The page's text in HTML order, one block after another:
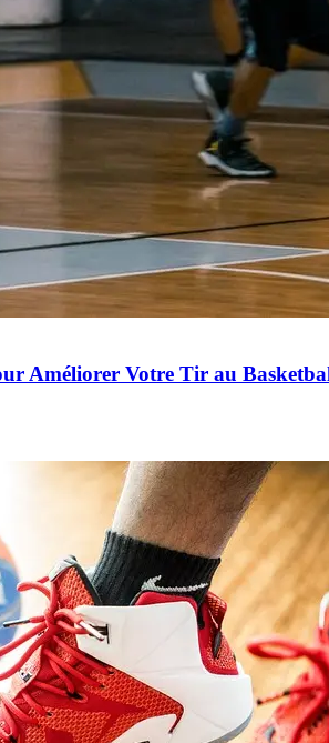
Améliorer Votre Tir au